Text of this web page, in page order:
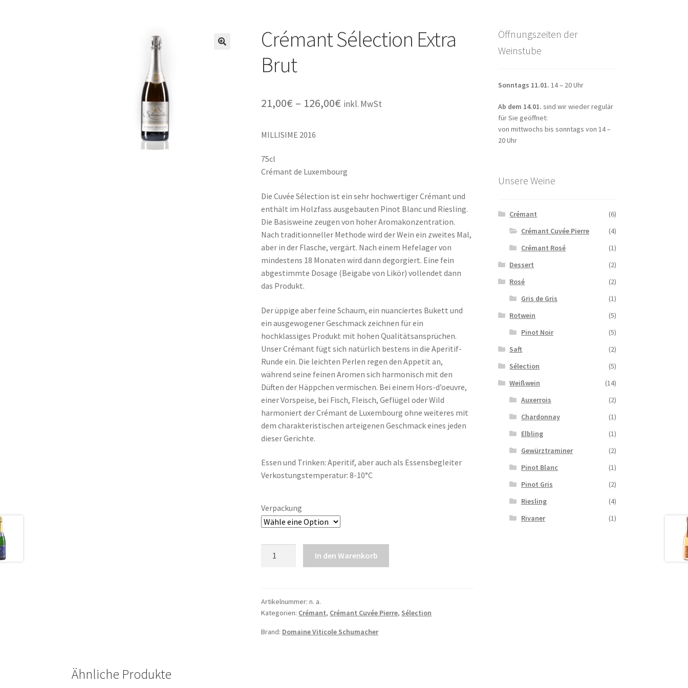
Crémant Sélection Extra
Brut
21,00€ – 126,00€ Preisspanne:
inkl. MwSt
MILLISIME 2016
75cl
Crémant de Luxembourg
Die Cuvée Sélection ist ein sehr hochwertiger Crémant und
enthält im Holzfass ausgebauten Pinot Blanc und Riesling.
Die Basisweine zeugen von hoher Aromakonzentration.
Nach traditionneller Methode wird der Wein ein zweites Mal,
aber in der Flasche, vergärt. Nach einem Hefelager von
mindestens 18 Monaten wird dann degorgiert. Eine fein
abgestimmte Dosage (Beigabe von Likör) vollendet dann
das Produkt.
Der üppige aber feine Schaum, ein nuanciertes Bukett und
ein ausgewogener Geschmack zeichnen für ein
hochklassiges Produkt mit hohen Qualitätsansprüchen.
Unser Crémant fügt sich natürlich bestens in die Aperitif-
Runde ein. Die leichten Perlen regen den Appetit an,
während seine feinen Aromen sich harmonisch mit den
Düften der Häppchen vermischen. Bei einem Hors-d’oeuvre,
einer Vorspeise, bei Fisch, Fleisch, Geflügel oder Wild
harmoniert der Crémant de Luxembourg ohne weiteres mit
dem charakteristischen arteigenen Geschmack eines jeden
dieser Gerichte.
Essen und Trinken: Aperitif, aber auch als Essensbegleiter
Verkostungstemperatur: 8-10°C
Verpackung
Menge
In den Warenkorb
Artikelnummer:n. a.
Kategorien: Crémant, Crémant Cuvée Pierre, Sélection
Brand: Domaine Viticole Schumacher
Ähnliche Produkte
Öffnungszeiten der
Weinstube
Sonntags 11.01. 14 – 20 Uhr
Ab dem 14.01. sind wir wieder regulär
für Sie geöffnet:
von mittwochs bis sonntags von 14 –
20 Uhr
Unsere Weine
Crémant
(6)
Crémant Cuvée Pierre
(4)
Crémant Rosé
(1)
Dessert
(2)
Rosé
(2)
Gris de Gris
(1)
Rotwein
(5)
Pinot Noir
(5)
Saft
(2)
Sélection
(5)
Weißwein
(14)
Auxerrois
(2)
Chardonnay
(1)
Elbling
(1)
Gewürztraminer
(2)
Pinot Blanc
(1)
Pinot Gris
(2)
Riesling
(4)
Rivaner
(1)